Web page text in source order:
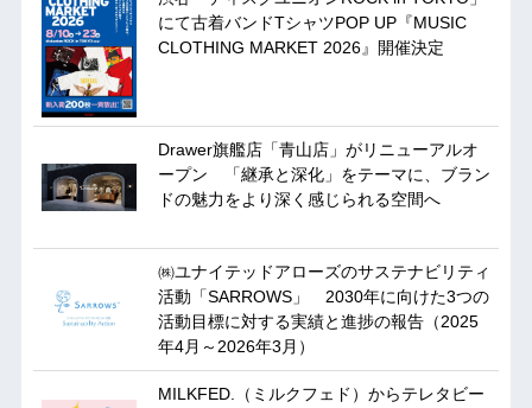
にて古着バンドTシャツPOP UP『MUSIC
CLOTHING MARKET 2026』開催決定
Drawer旗艦店「青山店」がリニューアルオ
ープン 「継承と深化」をテーマに、ブラン
ドの魅力をより深く感じられる空間へ
㈱ユナイテッドアローズのサステナビリティ
活動「SARROWS」 2030年に向けた3つの
活動目標に対する実績と進捗の報告（2025
年4月～2026年3月）
MILKFED.（ミルクフェド）からテレタビー